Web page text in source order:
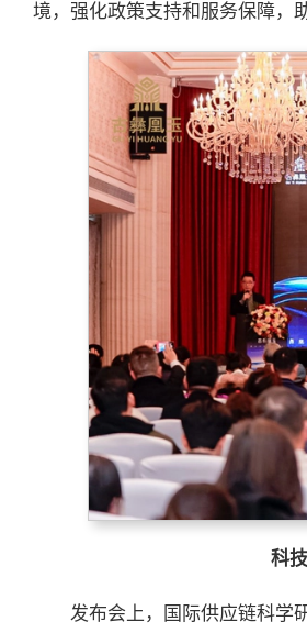
境，强化政策支持和服务保障，
科
发布会上，国际供应链科学